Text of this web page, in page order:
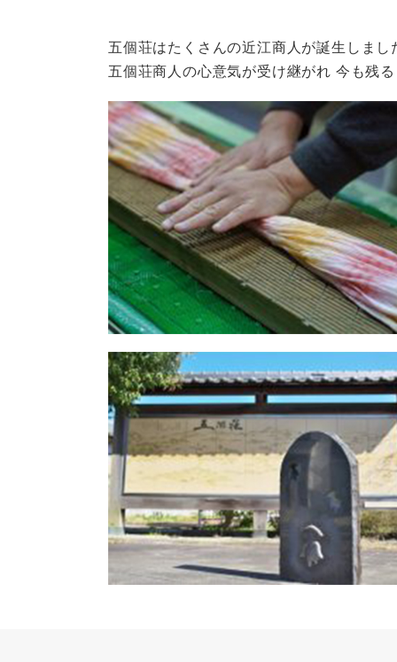
五個荘はたくさんの近江商人が誕生しま
五個荘商人の心意気が受け継がれ 今も残